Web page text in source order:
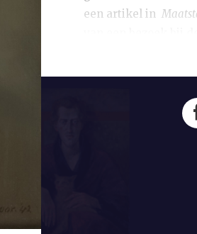
een artikel in
van een bezoek bij
stil en reciteerde
De Moor heeft de
wandtapijten die